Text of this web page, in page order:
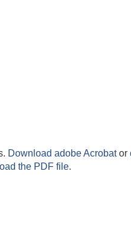
Download adobe Acrobator
the PDF file.